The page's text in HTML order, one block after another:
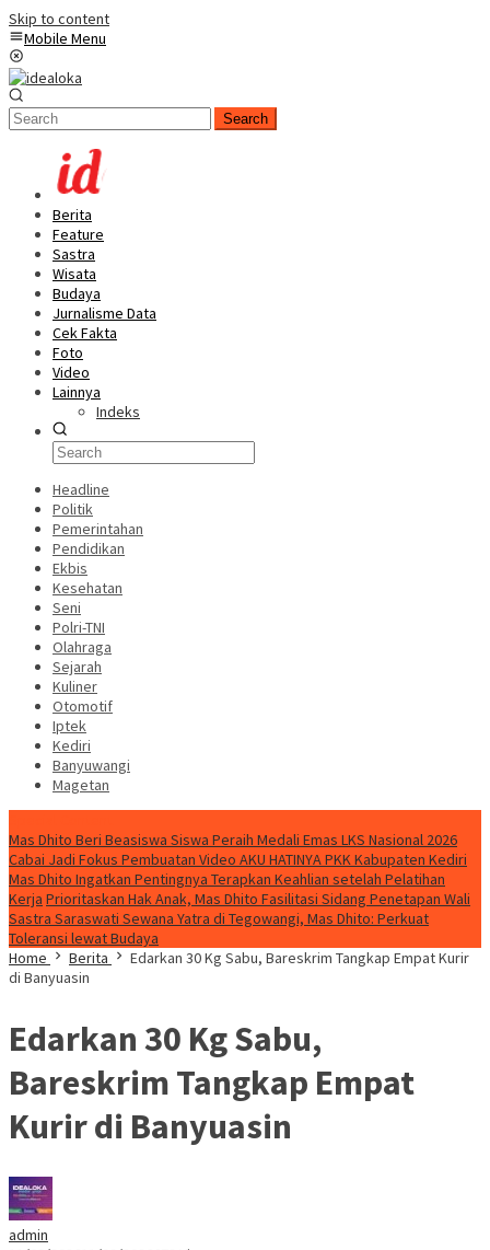
Skip to content
Mobile Menu
Search
Berita
Feature
Sastra
Wisata
Budaya
Jurnalisme Data
Cek Fakta
Foto
Video
Lainnya
Indeks
Headline
Politik
Pemerintahan
Pendidikan
Ekbis
Kesehatan
Seni
Polri-TNI
Olahraga
Sejarah
Kuliner
Otomotif
Iptek
Kediri
Banyuwangi
Magetan
Mas Dhito Beri Beasiswa Siswa Peraih Medali Emas LKS Nasional 2026
Cabai Jadi Fokus Pembuatan Video AKU HATINYA PKK Kabupaten Kediri
Mas Dhito Ingatkan Pentingnya Terapkan Keahlian setelah Pelatihan
Kerja Prioritaskan Hak Anak, Mas Dhito Fasilitasi Sidang Penetapan Wali
Sastra Saraswati Sewana Yatra di Tegowangi, Mas Dhito: Perkuat
Toleransi lewat Budaya
Home
Berita
Edarkan 30 Kg Sabu, Bareskrim Tangkap Empat Kurir
di Banyuasin
Edarkan 30 Kg Sabu,
Bareskrim Tangkap Empat
Kurir di Banyuasin
admin